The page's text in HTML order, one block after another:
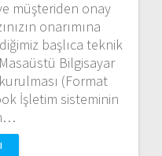
müşteriden onay
onarımına
başlıca teknik
Bilgisayar
(Format
İşletim sisteminin